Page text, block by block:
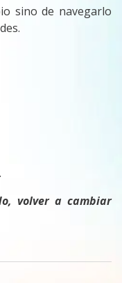
sino de navegarlo
volver a cambiar